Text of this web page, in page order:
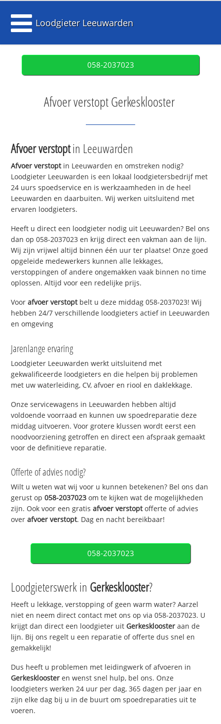
Loodgieter Leeuwarden
058-2037023
Afvoer verstopt Gerkesklooster
Afvoer verstoptin Leeuwarden
Afvoer verstoptin Leeuwarden en omstreken nodig?
Loodgieter Leeuwarden is een lokaal loodgietersbedrijf met
24 uurs spoedservice en is werkzaamheden in de heel
Leeuwarden en daarbuiten. Wij werken uitsluitend met
ervaren loodgieters.
Heeft u direct een loodgieter nodig uit Leeuwarden? Bel ons
dan op 058-2037023 en krijg direct een vakman aan de lijn.
Wij zijn vrijwel altijd binnen één uur ter plaatse! Onze goed
opgeleide medewerkers kunnen alle lekkages,
verstoppingen of andere ongemakken vaak binnen no time
oplossen. Altijd voor een redelijke prijs.
Voorafvoer verstoptbelt u deze middag 058-2037023! Wij
hebben 24/7 verschillende loodgieters actief in Leeuwarden
en omgeving
Jarenlange ervaring
Loodgieter Leeuwarden werkt uitsluitend met
gekwalificeerde loodgieters en die helpen bij problemen
met uw waterleiding, CV, afvoer en riool en daklekkage.
Onze servicewagens in Leeuwarden hebben altijd
voldoende voorraad en kunnen uw spoedreparatie deze
middag uitvoeren. Voor grotere klussen wordt eerst een
noodvoorziening getroffen en direct een afspraak gemaakt
voor de definitieve reparatie.
Offerte of advies nodig?
Wilt u weten wat wij voor u kunnen betekenen? Bel ons dan
gerust op058-2037023 om te kijken wat de mogelijkheden
zijn. Ook voor een gratisafvoer verstoptofferte of advies
overafvoer verstopt. Dag en nacht bereikbaar!
058-2037023
Loodgieterswerk in Gerkesklooster?
Heeft u lekkage, verstopping of geen warm water? Aarzel
niet en neem direct contact met ons op via 058-2037023. U
krijgt dan direct een loodgieter uit Gerkesklooster aan de
lijn. Bij ons regelt u een reparatie of offerte dus snel en
gemakkelijk!
Dus heeft u problemen met leidingwerk of afvoeren in
Gerkesklooster en wenst snel hulp, bel ons. Onze
loodgieters werken 24 uur per dag, 365 dagen per jaar en
zijn elke dag bij u in de buurt om spoedreparaties uit te
voeren.